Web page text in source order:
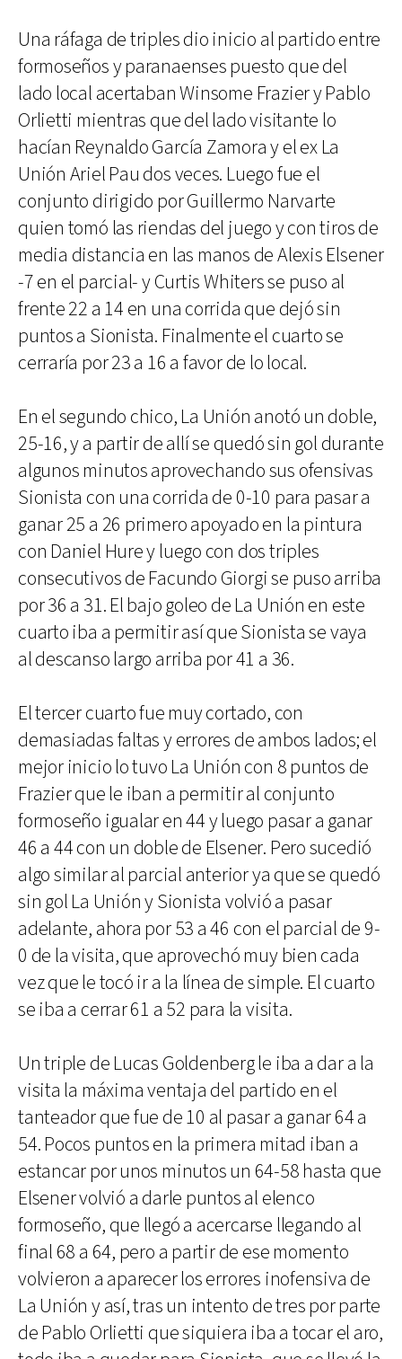
Una ráfaga de triples dio inicio al partido entre
formoseños y paranaenses puesto que del
lado local acertaban Winsome Frazier y Pablo
Orlietti mientras que del lado visitante lo
hacían Reynaldo García Zamora y el ex La
Unión Ariel Pau dos veces. Luego fue el
conjunto dirigido por Guillermo Narvarte
quien tomó las riendas del juego y con tiros de
media distancia en las manos de Alexis Elsener
-7 en el parcial- y Curtis Whiters se puso al
frente 22 a 14 en una corrida que dejó sin
puntos a Sionista. Finalmente el cuarto se
cerraría por 23 a 16 a favor de lo local.
En el segundo chico, La Unión anotó un doble,
25-16, y a partir de allí se quedó sin gol durante
algunos minutos aprovechando sus ofensivas
Sionista con una corrida de 0-10 para pasar a
ganar 25 a 26 primero apoyado en la pintura
con Daniel Hure y luego con dos triples
consecutivos de Facundo Giorgi se puso arriba
por 36 a 31. El bajo goleo de La Unión en este
cuarto iba a permitir así que Sionista se vaya
al descanso largo arriba por 41 a 36.
El tercer cuarto fue muy cortado, con
demasiadas faltas y errores de ambos lados; el
mejor inicio lo tuvo La Unión con 8 puntos de
Frazier que le iban a permitir al conjunto
formoseño igualar en 44 y luego pasar a ganar
46 a 44 con un doble de Elsener. Pero sucedió
algo similar al parcial anterior ya que se quedó
sin gol La Unión y Sionista volvió a pasar
adelante, ahora por 53 a 46 con el parcial de 9-
0 de la visita, que aprovechó muy bien cada
vez que le tocó ir a la línea de simple. El cuarto
se iba a cerrar 61 a 52 para la visita.
Un triple de Lucas Goldenberg le iba a dar a la
visita la máxima ventaja del partido en el
tanteador que fue de 10 al pasar a ganar 64 a
54. Pocos puntos en la primera mitad iban a
estancar por unos minutos un 64-58 hasta que
Elsener volvió a darle puntos al elenco
formoseño, que llegó a acercarse llegando al
final 68 a 64, pero a partir de ese momento
volvieron a aparecer los errores inofensiva de
La Unión y así, tras un intento de tres por parte
de Pablo Orlietti que siquiera iba a tocar el aro,